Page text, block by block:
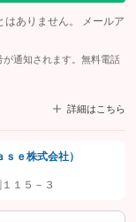
はありません。 メールア
通知されます。無料電話
詳細はこちら
「許可する」ボタンを押
ｅ株式会社）
１５－３